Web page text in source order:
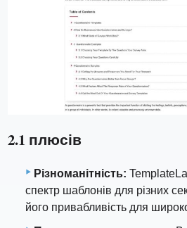
2.1 плюсів
Різноманітність:
спектр шаблонів для різних
його привабливість для